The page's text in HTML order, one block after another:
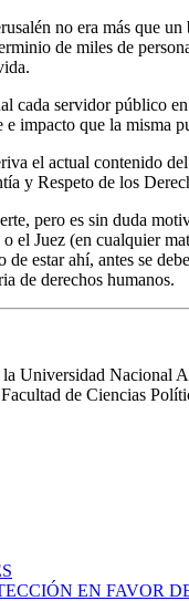
no era más que
de miles de
cada servidor público
impacto que la misma
el actual contenido
y Respeto de los
pero es sin duda
Juez (en cualquier
estar ahí, antes se
de derechos humanos.
Universidad Nacional
de Ciencias
EN FAVOR